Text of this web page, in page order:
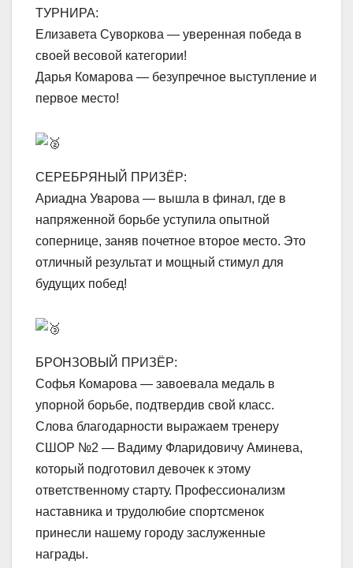
ТУРНИРА:
Елизавета Суворкова — уверенная победа в
своей весовой категории!
Дарья Комарова — безупречное выступление и
первое место!
СЕРЕБРЯНЫЙ ПРИЗЁР:
Ариадна Уварова — вышла в финал, где в
напряженной борьбе уступила опытной
сопернице, заняв почетное второе место. Это
отличный результат и мощный стимул для
будущих побед!
БРОНЗОВЫЙ ПРИЗЁР:
Софья Комарова — завоевала медаль в
упорной борьбе, подтвердив свой класс.
Слова благодарности выражаем тренеру
СШОР №2 — Вадиму Фларидовичу Аминева,
который подготовил девочек к этому
ответственному старту. Профессионализм
наставника и трудолюбие спортсменок
принесли нашему городу заслуженные
награды.